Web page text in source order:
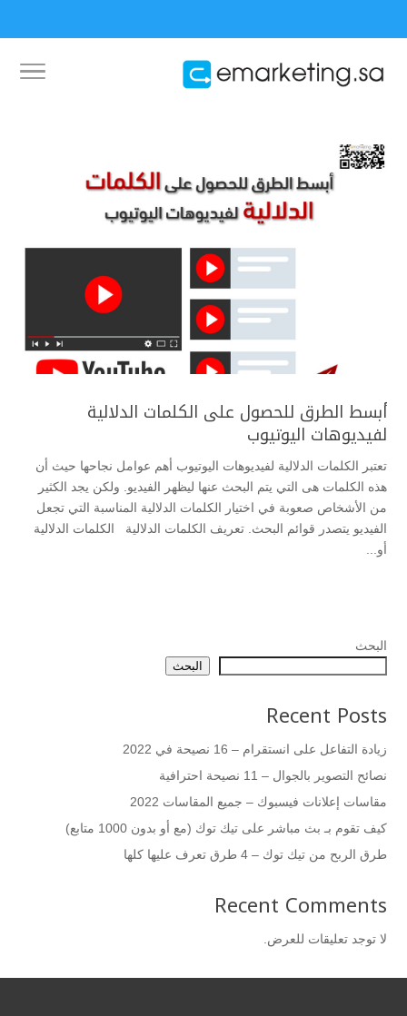
أبسط الطرق للحصول على الكلمات الدلالية
لفيديوهات اليوتيوب
تعتبر الكلمات الدلالية لفيديوهات اليوتيوب أهم عوامل نجاحها حيث أن
هذه الكلمات هى التي يتم البحث عنها ليظهر الفيديو. ولكن يجد الكثير
من الأشخاص صعوبة في اختيار الكلمات الدلالية المناسبة التي تجعل
الفيديو يتصدر قوائم البحث. تعريف الكلمات الدلالية الكلمات الدلالية
أو...
البحث
البحث
Recent Posts
زيادة التفاعل على انستقرام – 16 نصيحة في 2022
نصائح التصوير بالجوال – 11 نصيحة احترافية
مقاسات إعلانات فيسبوك – جميع المقاسات 2022
كيف تقوم بـ بث مباشر على تيك توك (مع أو بدون 1000 متابع)
طرق الربح من تيك توك – 4 طرق تعرف عليها كلها
Recent Comments
لا توجد تعليقات للعرض.